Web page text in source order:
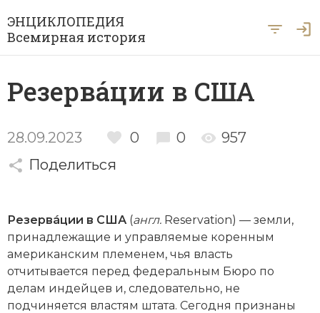
ЭНЦИКЛОПЕДИЯ
Всемирная история
Рубрики
Азия
Археология
Ближний Восток
Византия
Военная история
Античность
История Первобытного общества
История Средних веков
Новая история
А … Я
Й К Л М Н О П Р С Т
У Ф Х Ц Ч Ш Щ
Ю Я
Резервáции в США
28.09.2023 0 0
957
Поделиться
Резервáции в США (англ. Reservation) — земли,
принадлежащие и управляемые коренным
американским племенем, чья власть
отчитывается перед федеральным Бюро по
делам индейцев и, следовательно, не
подчиняется властям штата. Сегодня признаны